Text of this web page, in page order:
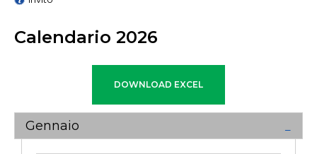
Calendario 2026
Gennaio